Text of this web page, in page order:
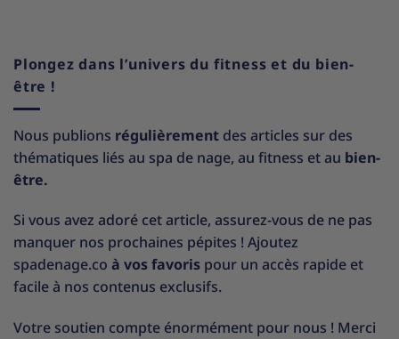
Plongez dans l’univers du fitness et du bien-
être !
Nous publions régulièrement des articles sur des
thématiques liés au spa de nage, au fitness et au bien-
être.
Si vous avez adoré cet article, assurez-vous de ne pas
manquer nos prochaines pépites ! Ajoutez
spadenage.co à vos favoris pour un accès rapide et
facile à nos contenus exclusifs.
Votre soutien compte énormément pour nous ! Merci